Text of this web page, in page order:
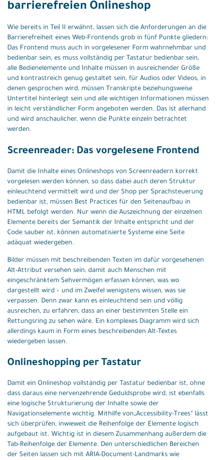
barrierefreien Onlineshop
Wie bereits in Teil II erwähnt, lassen sich die Anforderungen an die
Barrierefreiheit eines Web-Frontends grob in fünf Punkte gliedern:
Das Frontend muss auch in vorgelesener Form wahrnehmbar und
bedienbar sein, es muss vollständig per Tastatur bedienbar sein,
alle Bedienelemente und Inhalte müssen in ausreichender Größe
und kontrastreich genug gestaltet sein, für Audios oder Videos, in
denen gesprochen wird, müssen Transkripte beziehungsweise
Untertitel hinterlegt sein und alle wichtigen Informationen müssen
in leicht verständlicher Form angeboten werden. Das ist allerhand
und wird anschaulicher, wenn die Punkte einzeln betrachtet
werden.
Screenreader: Das vorgelesene Frontend
Damit die Inhalte eines Onlineshops von Screenreadern korrekt
vorgelesen werden können, so dass dabei auch deren Struktur
einleuchtend vermittelt wird und der Shop per Sprachsteuerung
bedienbar ist, müssen Best Practices für den Seitenaufbau in
HTML befolgt werden. Nur wenn die Auszeichnung der einzelnen
Elemente bereits der Semantik der Inhalte entspricht und der
Code sauber ist, können automatisierte Systeme eine Seite
adäquat wiedergeben.
Bilder müssen mit beschreibenden Texten im dafür vorgesehenen
Alt-Attribut versehen sein, damit auch Menschen mit
eingeschränktem Sehvermögen erfassen können, was wo
dargestellt wird – und im Zweifel wenigstens wissen, was sie
verpassen. Denn zwar kann es einleuchtend sein und völlig
ausreichen, zu erfahren, dass an einer bestimmten Stelle ein
Rettungsring zu sehen wäre. Ein komplexes Diagramm wird sich
allerdings kaum in Form eines beschreibenden Alt-Textes
wiedergeben lassen.
Onlineshopping per Tastatur
Damit ein Onlineshop vollständig per Tastatur bedienbar ist, ohne
dass daraus eine nervenzehrende Geduldsprobe wird, ist ebenfalls
eine logische Strukturierung der Inhalte sowie der
Navigationselemente wichtig. Mithilfe von„Accessibility-Trees“ lässt
sich überprüfen, inwieweit die Reihenfolge der Elemente logisch
aufgebaut ist. Wichtig ist in diesem Zusammenhang außerdem die
Tab-Reihenfolge der Elemente. Den unterschiedlichen Bereichen
der Seiten lassen sich mit ARIA-Document-Landmarks wie